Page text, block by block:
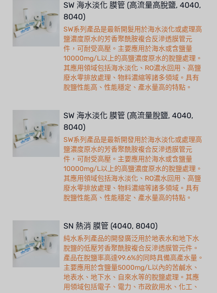
SW 海水淡化 膜管 (高流量高脫鹽, 4040,
8040)
SW系列產品是最新開髮用於海水淡化或處理高
鹽濃度原水的芳香聚酰胺複合反滲透膜管元
件，可耐受高壓。主要應用於海水或含鹽量
10000mg/L以上的高鹽濃度原水的脫鹽處理。
其應用領域包括海水淡化、RO濃水回用、高鹽
廢水零排放處理、物料濃縮等諸多領域。具有
脫鹽性能高、性能穩定、產水量高的特點。
SW 海水淡化 膜管 (高流量脫鹽, 4040,
8040)
SW系列產品是最新開發用於海水淡化或處理高
鹽濃度原水的芳香聚酰胺複合反滲透膜管元
件，可耐受高壓。主要應用於海水或含鹽量
10000mg/L以上的高鹽濃度原水的脫鹽處理。
其應用領域包括海水淡化、RO濃水回用、高鹽
廢水零排放處理、物料濃縮等諸多領域。具有
脫鹽性能高、性能穩定、產水量高的特點。
SN 熱消 膜管 (4040, 8040)
純水系列產品的開發廣泛用於地表水和地下水
脫鹽的低壓芳香聚酰胺複合反滲透膜管元件。
產品在脫鹽率高達99.6%的同時具備高產水量。
主要應用於含鹽量5000mg/L以內的苦鹹水、
地表水、地下水、自來水等的脫鹽處理。其應
用領域包括電子、電力、市政飲用水、化工、